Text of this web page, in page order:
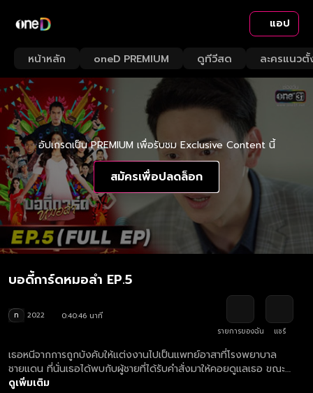
แอป
หน้าหลัก oneD PREMIUM ดูทีวีสด ละครแนวตั้
อัปเกรดเป็น PREMIUM เพื่อรับชม Exclusive Content นี้
สมัครเพื่อปลดล็อก
บอดี้การ์ดหมอลำ EP.5
ท 2022
0:40:46 นาที
รายการของฉัน
แชร์
เธอหนีจากการถูกบังคับให้แต่งงานไปเป็นแพทย์อาสาที่โรงพยาบาล
ชายแดน ที่นั่นเธอได้พบกับผู้ชายที่ได้รับคำสั่งมาให้คอยดูแลเธอ ขณะ
เดียวกันเธอก็ได้พบกับ หนุ่มหมอลำผีบ้า ที่คอยสร้างสีสัน แต่หารู้ไม่ว่าทั้ง
ดูเพิ่มเติม